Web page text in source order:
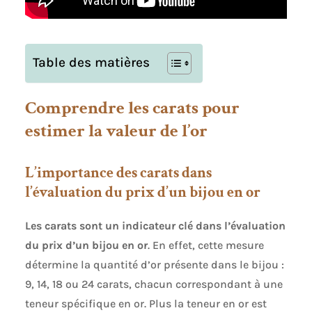
Table des matières
Comprendre les carats pour
estimer la valeur de l’or
L’importance des carats dans
l’évaluation du prix d’un bijou en or
Les carats sont un indicateur clé dans l’évaluation
du prix d’un bijou en or. En effet, cette mesure
détermine la quantité d’or présente dans le bijou :
9, 14, 18 ou 24 carats, chacun correspondant à une
teneur spécifique en or. Plus la teneur en or est